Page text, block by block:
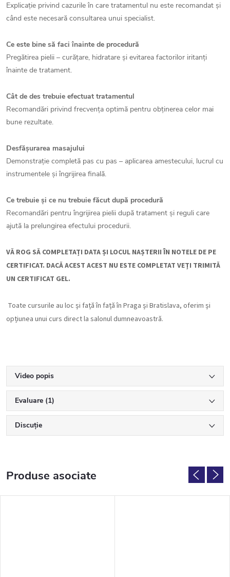
Explicație privind cazurile în care tratamentul nu este recomandat și
când este necesară consultarea unui specialist.
Ce este bine să faci înainte de procedură
Pregătirea pielii – curățare, hidratare și evitarea factorilor iritanți
înainte de tratament.
Cât de des trebuie efectuat tratamentul
Recomandări privind frecvența optimă pentru obținerea celor mai
bune rezultate.
Desfășurarea masajului
Demonstrație completă pas cu pas – aplicarea amestecului, lucrul cu
instrumentele și îngrijirea finală.
Ce trebuie și ce nu trebuie făcut după procedură
Recomandări pentru îngrijirea pielii după tratament și reguli care
ajută la prelungirea efectului procedurii.
VĂ ROG SĂ COMPLETAȚI DATA ȘI LOCUL NAȘTERII ÎN NOTELE DE PE
CERTIFICAT. DACĂ ACEST ACEST NU ESTE COMPLETAT VEȚI TRIMITĂ
UN CERTIFICAT GEL.
Toate cursurile au loc și față în față în Praga și Bratislava, oferim și
opțiunea unui curs direct la salonul dumneavoastră.
Video popis
Evaluare (1)
Discuţie
Produse asociate